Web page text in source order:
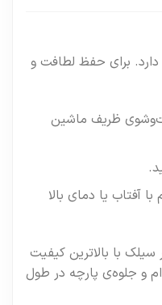
برای حفظ لطافت و
ظریف ماشین
یا دمای بالا
با بالاترین کیفیت
و جلوه‌ی پارچه در طول